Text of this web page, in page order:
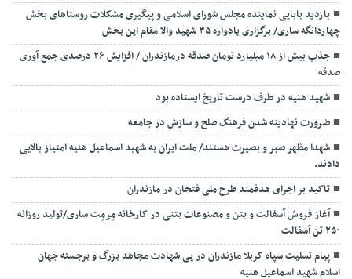
بازدید بابایی نماینده مجلس شورای اسلامی و پیگیری مشکلات روستاهای بخش
چهاردانگه ساری/ برگزاری یادواره ۳۵ شهید والا مقام این بخش
جذب بیش از ۱۸ میلیارد تومان صدقه درمازندران / افزایش ۲۶ درصدی جمع آوری
صدقه
شهید هنیه در طرف درست تاریخ ایستاده بود
ضرورت نهادینه شدن فرهنگ صلح و سازش در جامعه
شهدا مظهر صبر و بصیرت هستند/ ملت ایران به شهید اسماعیل هنیه امتیاز بالایی
دادند.
تاکید بر اجرای هدفمند طرح ملی فتحان در مازندران
آغاز فروش آسفالت و بتن و مصنوعات بتنی در کارخانه مِرمِت ساری/تولید روزانه
۲۵۰ تن آسفالت
پیام تسلیت سپاه کربلا مازندران در پی شهادت مجاهد بزرگ و برجسته جهان
اسلام شهید اسماعیل هنیه